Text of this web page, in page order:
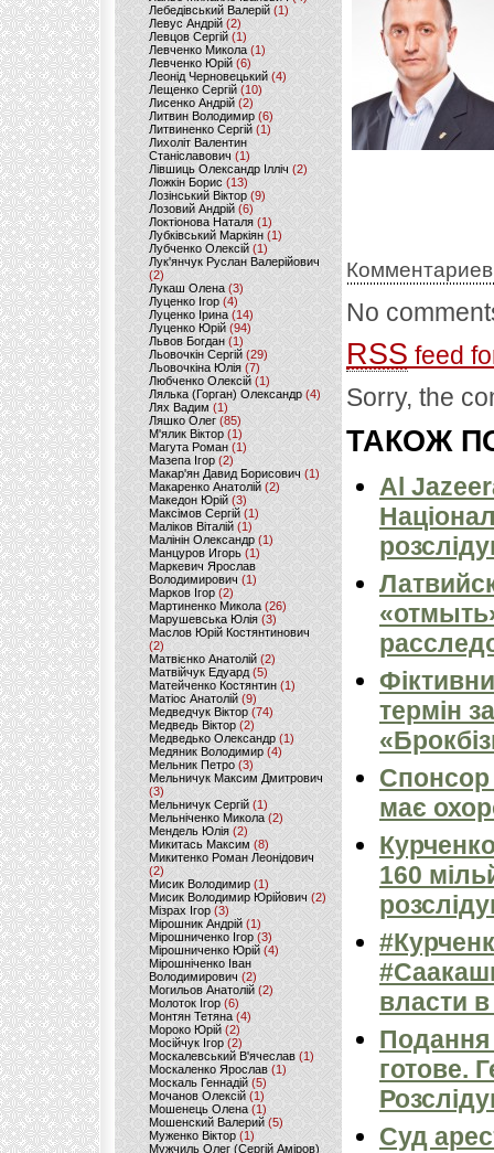
Лебедівський Валерій(1)
Левус Андрій(2)
Левцов Сергій (1)
Левченко Микола (1)
Левченко Юрій (6)
Леонід Черновецький (4)
Лещенко Сергій (10)
Лисенко Андрій (2)
Литвин Володимир (6)
Литвиненко Сергій (1)
Лихоліт Валентин
Станіславович (1)
Лівшиць Олександр Ілліч (2)
Ложкін Борис(13)
Лозінський Віктор(9)
Лозовий Андрій (6)
Локтіонова Наталя (1)
Лубківський Маркіян(1)
Лубченко Олексій (1)
Лук'янчук Руслан Валерійович
(2)
Лукаш Олена (3)
Луценко Ігор (4)
Луценко Ірина (14)
Луценко Юрій (94)
Львов Богдан (1)
Льовочкін Сергій (29)
Льовочкіна Юлія(7)
Любченко Олексій(1)
Лялька (Горган) Олександр(4)
Лях Вадим (1)
Ляшко Олег (85)
М'ялик Віктор(1)
Магута Роман(1)
Мазепа Ігор (2)
Макар'ян Давид Борисович(1)
Макаренко Анатолій (2)
Македон Юрій(3)
Максімов Сергій (1)
Маліков Віталій (1)
Малінін Олександр (1)
Манцуров Игорь (1)
Маркевич Ярослав
Володимирович (1)
Марков Ігор (2)
Мартиненко Микола (26)
Марушевська Юлія (3)
Маслов Юрій Костянтинович
(2)
Матвієнко Анатолій (2)
Матвійчук Едуард(5)
Матейченко Костянтин (1)
Матіос Анатолій (9)
Медведчук Віктор(74)
Медведь Віктор (2)
Медведько Олександр (1)
Медяник Володимир(4)
Мельник Петро (3)
Мельничук Максим Дмитрович
(3)
Мельничук Сергій (1)
Мельніченко Микола (2)
Мендель Юлія (2)
Микитась Максим (8)
Микитенко Роман Леонідович
(2)
Мисик Володимир (1)
Мисик Володимир Юрійович(2)
Мізрах Ігор(3)
Мірошник Андрій(1)
Мірошниченко Ігор (3)
Мірошниченко Юрій(4)
Мірошніченко Іван
Володимирович (2)
Могильов Анатолій (2)
Молоток Ігор (6)
Монтян Тетяна (4)
Мороко Юрій(2)
Мосійчук Ігор (2)
Москалевський В'ячеслав (1)
Москаленко Ярослав (1)
Москаль Геннадій (5)
Мочанов Олексій(1)
Мошенець Олена(1)
Мошенский Валерий (5)
Муженко Віктор (1)
Мужчиль Олег (Сергій Аміров)
No
RSS feed
Sorry, the
ТАКОЖ
Al
термін
Спонсор
має
160
власти
готове.
Суд